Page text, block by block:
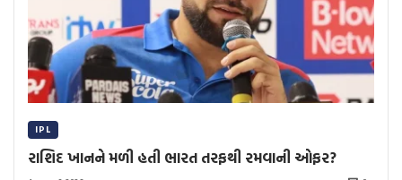
IPL
રાશિદ ખાનને મળી હતી ભારત તરફથી રમવાની ઓફર?